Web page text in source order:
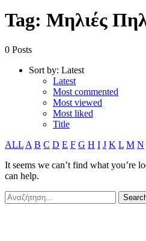
Tag: Μηλιές
0 Posts
Sort by: Latest
Latest
Most commented
Most viewed
Most liked
Title
ALL A B C D E F G H I J K L M N
It seems we can’t find what you’re
can help.